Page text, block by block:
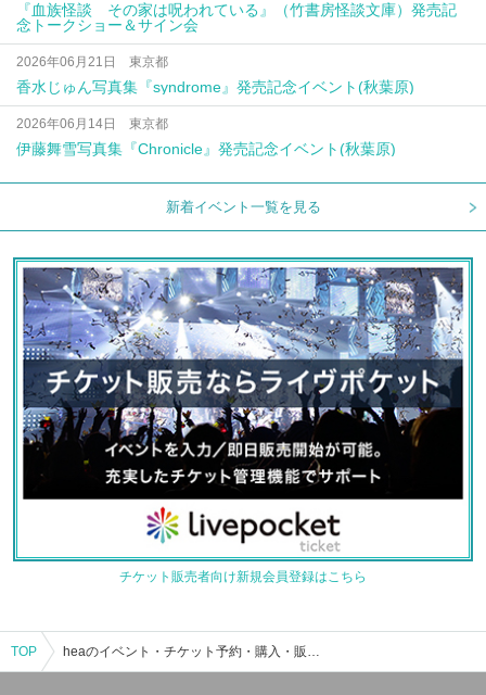
『血族怪談 その家は呪われている』（竹書房怪談文庫）発売記
念トークショー＆サイン会
2026年06月21日 東京都
香水じゅん写真集『syndrome』発売記念イベント(秋葉原)
2026年06月14日 東京都
伊藤舞雪写真集『Chronicle』発売記念イベント(秋葉原)
新着イベント一覧を見る
チケット販売者向け新規会員登録はこちら
TOP heaのイベント・チケット予約・購入・販売情報一覧